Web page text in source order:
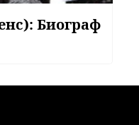
Биограф